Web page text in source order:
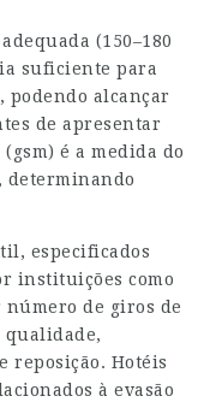
(150–180
suficiente para
alcançar
de apresentar
é a medida do
determinando
especificados
instituições como
de giros de
qualidade,
reposição. Hotéis
à evasão